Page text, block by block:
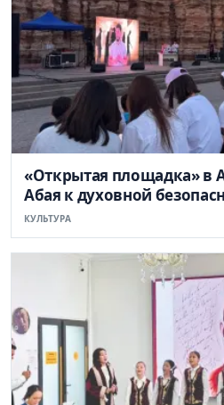
«Открытая площадка» в
Абая к духовной
КУЛЬТУРА